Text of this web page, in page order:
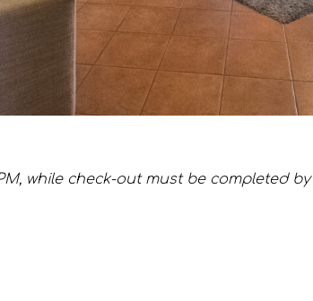
while check-out must be completed by